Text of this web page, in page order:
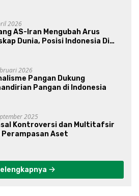
2026
AS-Iran Mengubah Arus
Dunia, Posisi Indonesia Di
2026
Pangan Dukung
Pangan di Indonesia
2025
Kontroversi dan Multitafsir
Perampasan Aset